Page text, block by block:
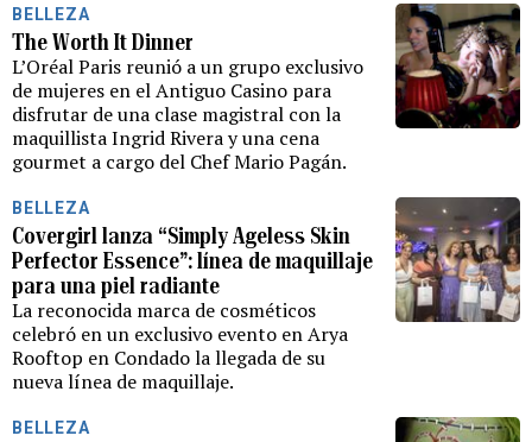
BELLEZA
The Worth It Dinner
L’Oréal Paris reunió a un grupo exclusivo
de mujeres en el Antiguo Casino para
disfrutar de una clase magistral con la
maquillista Ingrid Rivera y una cena
gourmet a cargo del Chef Mario Pagán.
BELLEZA
Covergirl lanza “Simply Ageless Skin
Perfector Essence”: línea de maquillaje
para una piel radiante
La reconocida marca de cosméticos
celebró en un exclusivo evento en Arya
Rooftop en Condado la llegada de su
nueva línea de maquillaje.
BELLEZA